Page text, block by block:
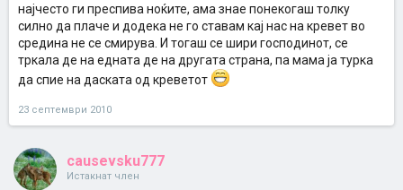
најчесто ги преспива ноќите, ама знае понекогаш толку
силно да плаче и додека не го ставам кај нас на кревет во
средина не се смирува. И тогаш се шири господинот, се
тркала де на едната де на другата страна, па мама ја турка
да спие на даската од креветот
23 септември 2010
causevsku777
Истакнат член